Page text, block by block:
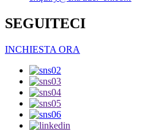
SEGUITECI
INCHIESTA ORA